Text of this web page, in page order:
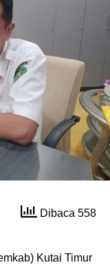
Dibaca 558
Kutai Timur